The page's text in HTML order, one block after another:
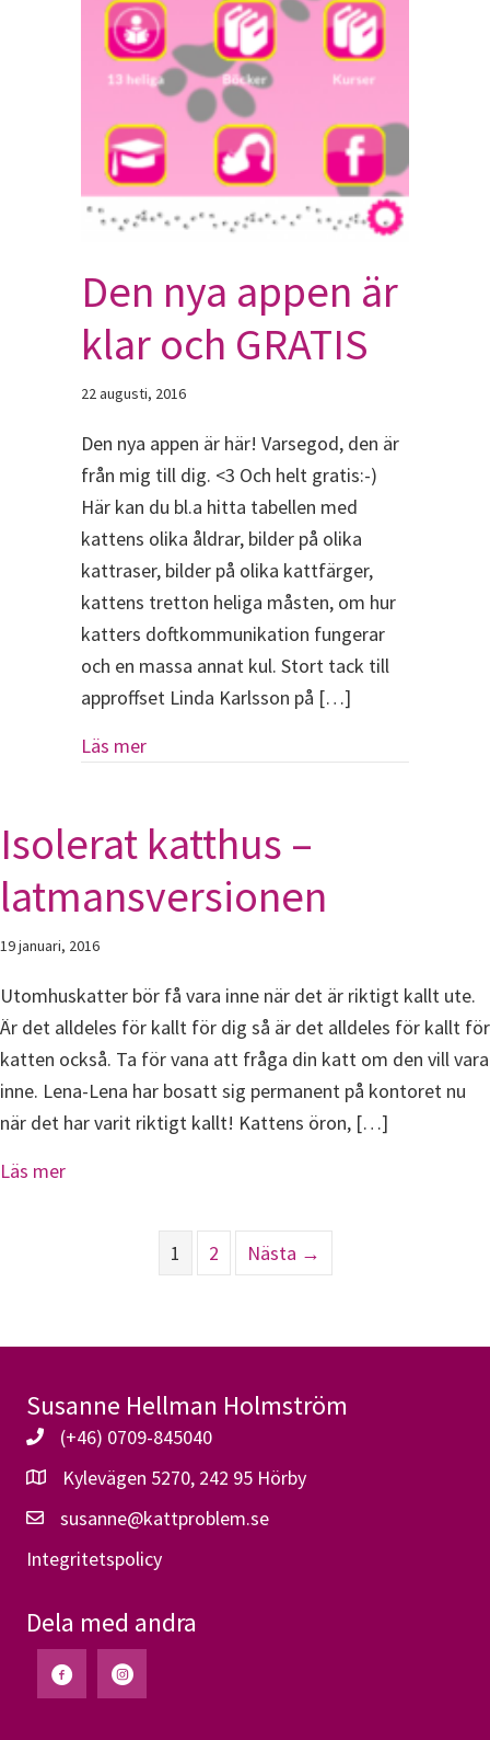
Den nya appen är
klar och GRATIS
22 augusti, 2016
Den nya appen är här! Varsegod, den är
från mig till dig. <3 Och helt gratis:-)
Här kan du bl.a hitta tabellen med
kattens olika åldrar, bilder på olika
kattraser, bilder på olika kattfärger,
kattens tretton heliga måsten, om hur
katters doftkommunikation fungerar
och en massa annat kul. Stort tack till
approffset Linda Karlsson på […]
Läs merabout Den nya appen är klar och GRATIS
Isolerat katthus –
latmansversionen
19 januari, 2016
Utomhuskatter bör få vara inne när det är riktigt kallt ute.
Är det alldeles för kallt för dig så är det alldeles för kallt för
katten också. Ta för vana att fråga din katt om den vill vara
inne. Lena-Lena har bosatt sig permanent på kontoret nu
när det har varit riktigt kallt! Kattens öron, […]
Läs merabout Isolerat katthus – latmansversionen
1 2 Nästa →
Susanne Hellman Holmström
(+46) 0709-845040
Kylevägen 5270, 242 95 Hörby
susanne@kattproblem.se
Integritetspolicy
Dela med andra